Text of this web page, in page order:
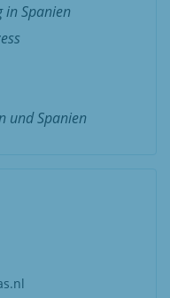
in Spanien
und Spanien